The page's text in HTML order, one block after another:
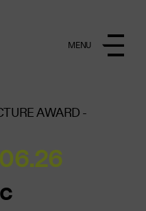
MENU
AWARD -